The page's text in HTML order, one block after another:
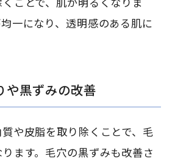
一になり、透明感のある肌に
や黒ずみの改善
や皮脂を取り除くことで、毛
ます。毛穴の黒ずみも改善さ